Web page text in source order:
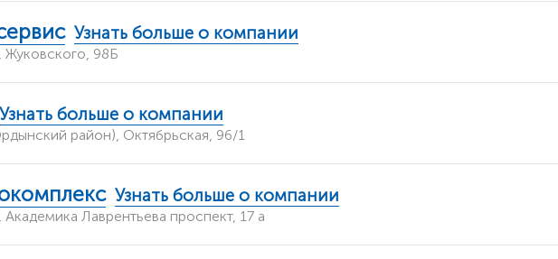
Узнать больше о компании
98Б
Узнать больше о компании
район), Октябрьская, 96/1
Узнать больше о компании
Лаврентьева проспект, 17 а